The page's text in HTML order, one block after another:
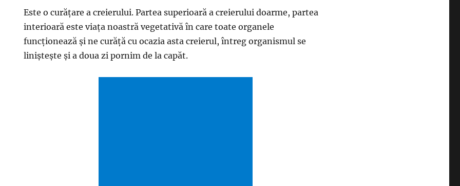
Este o curăţare a creierului. Partea superioară a creierului doarme, partea
interioară este viaţa noastră vegetativă în care toate organele
funcţionează şi ne curăţă cu ocazia asta creierul, întreg organismul se
linişteşte şi a doua zi pornim de la capăt.